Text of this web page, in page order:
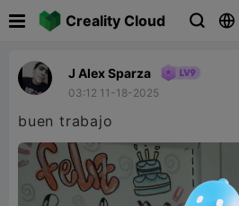
Creality Cloud  
J Alex Sparza
03:12 11-18-2025
buen trabajo